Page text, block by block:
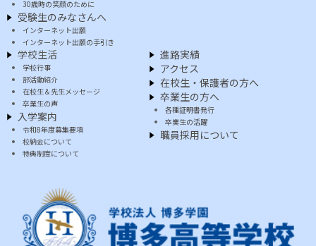
30歳時の笑顔のために
受験生のみなさんへ
インターネット出願
インターネット出願の手引き
学校生活
学校行事
部活動紹介
在校生＆先生メッセージ
卒業生の声
入学案内
令和8年度募集要項
校納金について
特典制度について
進路実績
アクセス
在校生・保護者の方へ
卒業生の方へ
各種証明書発行
卒業生の活躍
職員採用について